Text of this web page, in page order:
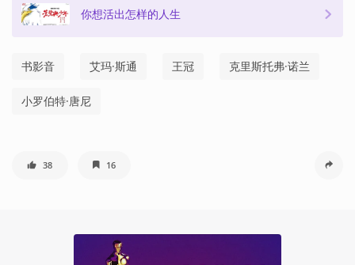
你想活出怎样的人生
书影音 艾玛·斯通 王冠 克里斯托弗·诺兰
小罗伯特·唐尼
38 16